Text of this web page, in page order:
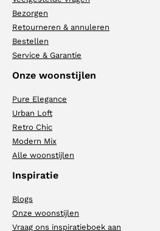
Bezorgen
Retourneren & annuleren
Bestellen
Service & Garantie
Onze woonstijlen
Pure Elegance
Urban Loft
Retro Chic
Modern Mix
Alle woonstijlen
Inspiratie
Blogs
Onze woonstijlen
Vraag ons inspiratieboek aan